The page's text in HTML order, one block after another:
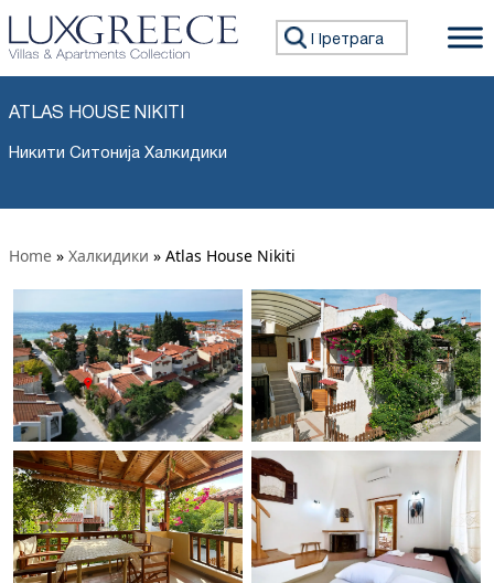
Претражи:
ATLAS HOUSE NIKITI
Никити Ситонија Халкидики
Home » Халкидики » Atlas House Nikiti